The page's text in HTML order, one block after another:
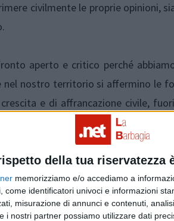
della tua riservatezza
memorizziamo e/o accediamo a
come identificatori univoci e informazioni
misurazione di annunci e contenuti,
i nostri partner possiamo utilizzare dati
civilmente le proprie opinioni,
aperto e critico perché
nel nostro territorio si affermino le
e di affrancazione civile,